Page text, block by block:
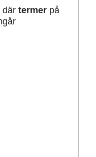
där termerpå